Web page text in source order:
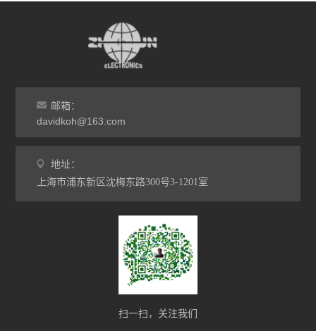
邮箱：
davidkoh@163.com
地址：
上海市浦东新区沈梅东路300号3-1201室
扫一扫，关注我们